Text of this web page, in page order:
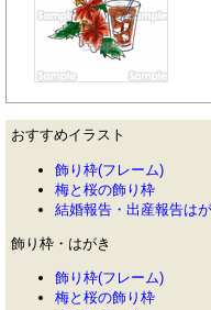
おすすめイラスト
飾り枠(フレーム)
梅と桜の飾り枠
結婚報告・出産報告は
飾り枠・はがき
飾り枠(フレーム)
梅と桜の飾り枠